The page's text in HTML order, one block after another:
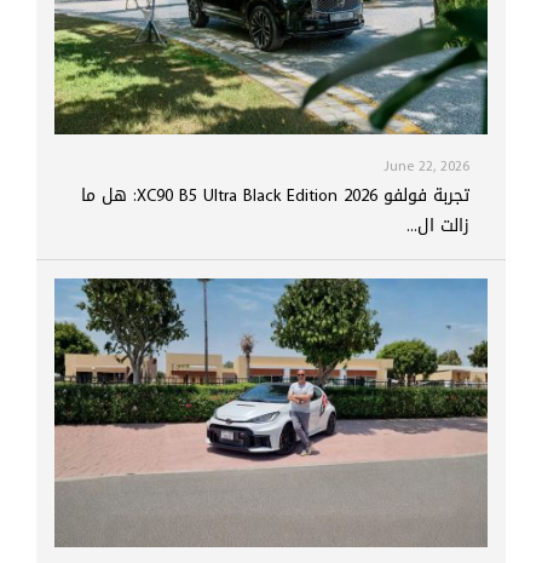
June 22, 2026
تجربة فولفو XC90 B5 Ultra Black Edition 2026: هل ما
زالت ال...